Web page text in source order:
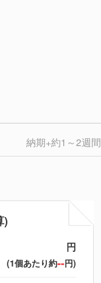
納期+約1～2週間
)
円
(1個あたり約--円)